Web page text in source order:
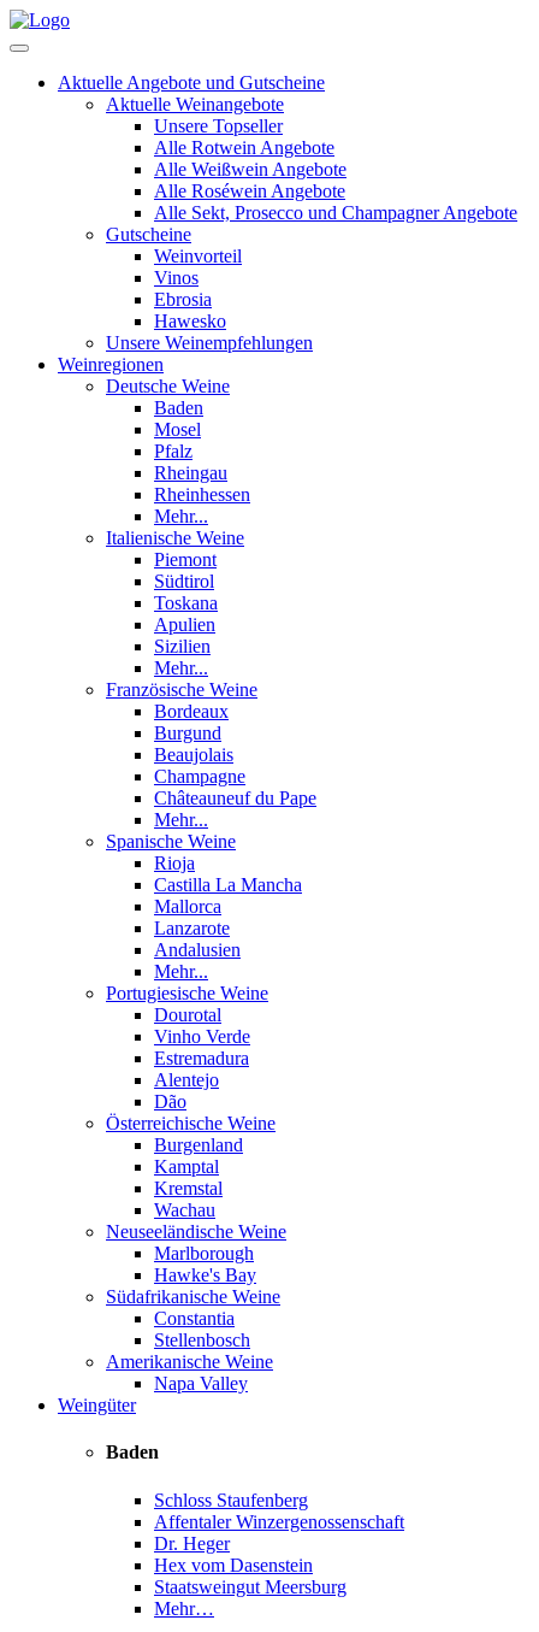
Aktuelle Angebote und Gutscheine
Aktuelle Weinangebote
Unsere Topseller
Alle Rotwein Angebote
Alle Weißwein Angebote
Alle Roséwein Angebote
Alle Sekt, Prosecco und Champagner Angebote
Gutscheine
Weinvorteil
Vinos
Ebrosia
Hawesko
Unsere Weinempfehlungen
Weinregionen
Deutsche Weine
Baden
Mosel
Pfalz
Rheingau
Rheinhessen
Mehr...
Italienische Weine
Piemont
Südtirol
Toskana
Apulien
Sizilien
Mehr...
Französische Weine
Bordeaux
Burgund
Beaujolais
Champagne
Châteauneuf du Pape
Mehr...
Spanische Weine
Rioja
Castilla La Mancha
Mallorca
Lanzarote
Andalusien
Mehr...
Portugiesische Weine
Dourotal
Vinho Verde
Estremadura
Alentejo
Dão
Österreichische Weine
Burgenland
Kamptal
Kremstal
Wachau
Neuseeländische Weine
Marlborough
Hawke's Bay
Südafrikanische Weine
Constantia
Stellenbosch
Amerikanische Weine
Napa Valley
Weingüter
Baden
Schloss Staufenberg
Affentaler Winzergenossenschaft
Dr. Heger
Hex vom Dasenstein
Staatsweingut Meersburg
Mehr…